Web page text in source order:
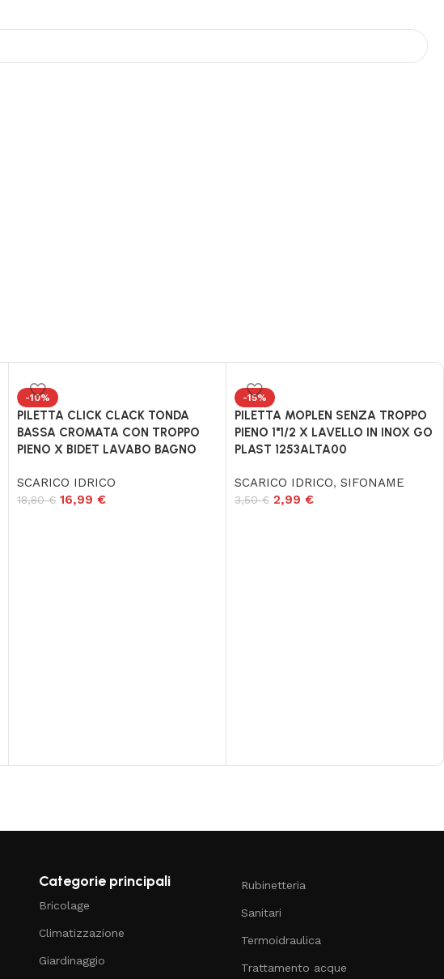
-10%
PILETTA CLICK CLACK TONDA
BASSA CROMATA CON TROPPO
PIENO X BIDET LAVABO BAGNO
SCARICO IDRICO
18,80€ 16,99€
-15%
PILETTA MOPLEN SENZA TROPPO
PIENO 1"1/2 X LAVELLO IN INOX GO
PLAST 1253ALTA00
SCARICO IDRICO, SIFONAME
3,50€ 2,99 €
Categorie principali
Bricolage
Climatizzazione
Giardinaggio
Rubinetteria
Sanitari
Termoidraulica
Trattamento acque